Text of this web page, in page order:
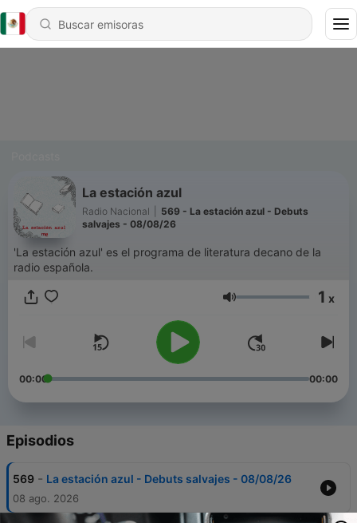
La estación azul
Radio Nacional
569 - La estación azul - Debuts
salvajes - 08/08/26
'La estación azul' es el programa de literatura decano de la
radio española.
Volumen 1 x
00:00 00:00
Episodios
569 - La estación azul - Debuts salvajes - 08/08/26
08 ago. 2026